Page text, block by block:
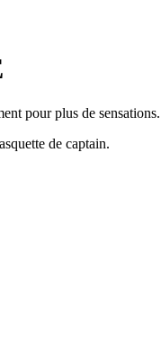
pour plus de
de captain.